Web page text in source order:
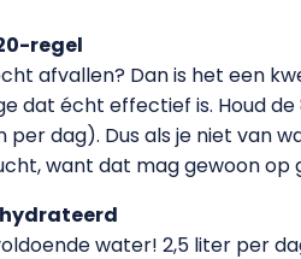
regel
afvallen? Dan is het een
dat écht effectief is. Houd
per dag). Dus als je niet van
want dat mag gewoon op
water! 2,5 liter per